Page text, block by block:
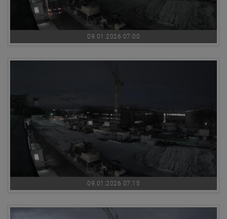
09.01.2026 07:00
09.01.2026 07:15